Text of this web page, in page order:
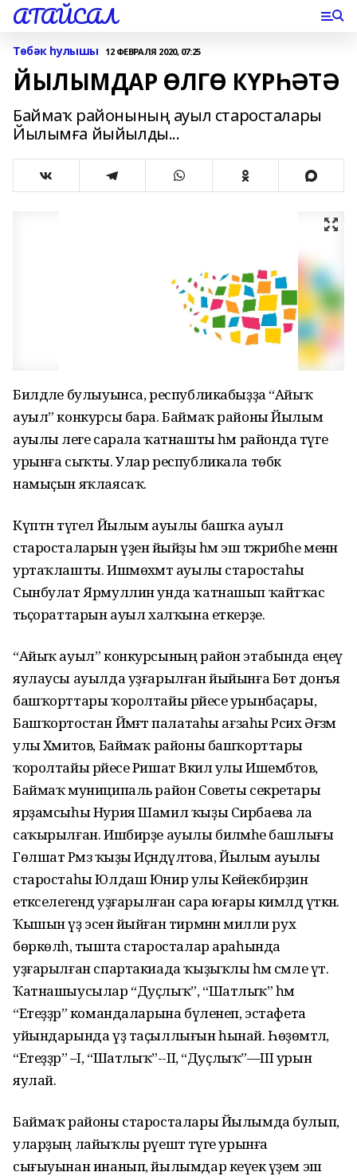
АТАЙСАЛ
Төбәк һулышы 12 ФЕВРАЛЯ 2020, 07:25
ЙЫЛЫМДАР ӨЛГӨ КҮРҺӘТӘ
Баймаҡ районының ауыл старосталары
Йылымға йыйылды...
Билдәле булыуынса, республикабыҙҙа “Айыҡ
ауыл” конкурсы бара. Баймаҡ районы Йылым
ауылы әлеге сарала ҡатнашты һәм районда тәүге
урынға сыҡты. Улар республикала төбәк
намыҫын яҡлаясаҡ.
Күптән түгел Йылым ауылы башҡа ауыл
старосталарын үҙенә йыйҙы һәм эш тәжрибәһе менән
уртаҡлашты. Ишмөхәмәт ауылы старостаһы
Сынбулат Ярмуллин унда ҡатнашып ҡайтҡас
тәьҫораттарын ауыл халҡына еткерҙе.
“Айыҡ ауыл” конкурсының район этабында еңеү
яулаусы ауылда уҙғарылған йыйынға Бөтә донъя
башҡорттары ҡоролтайы рәйесе урынбаҫары,
Башҡортостан Йәмәғәт палатаһы ағзаһы Рәсих Әғзәм
улы Хәмитов, Баймаҡ районы башҡорттары
ҡоролтайы рәйесе Ришат Вәкил улы Ишембәтов,
Баймаҡ муниципаль район Советы секретары
ярҙамсыһы Нурия Шамил ҡыҙы Сирбаева ла
саҡырылған. Ишбирҙе ауылы биләмәһе башлығы
Гөлшат Рәмзә ҡыҙы Иҫәндәүләтова, Йылым ауылы
старостаһы Юлдаш Юнир улы Кейекбирҙин
етәкселегендә уҙғарылған сара юғары кимәлдә үткән.
Ҡышын үҙ эсенә йыйған тирмәнән милли рух
бөркөлһә, тышта старосталар араһында
уҙғарылған спартакиада ҡыҙыҡлы һәм сәмле үтә.
Ҡатнашыусылар “Дуҫлыҡ”, “Шатлыҡ” һәм
“Етеҙҙәр” командаларына бүленеп, эстафета
уйындарында үҙ таҫыллығын һынай. Һөҙөмтәлә,
“Етеҙҙәр” –I, “Шатлыҡ”--II, “Дуҫлыҡ”—III урын
яулай.
Баймаҡ районы старосталары Йылымда булып,
уларҙың лайыҡлы рәүештә тәүге урынға
сығыуынан инанып, йылымдар кеүек әүҙем эш